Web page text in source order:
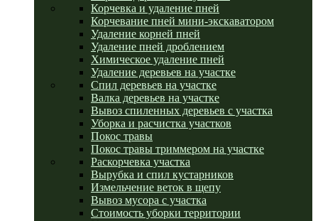
Корчевка и удаление пней
Корчевание пней мини-экскаватором
Удаление корней пней
Удаление пней дроблением
Химическое удаление пней
Удаление деревьев на участке
Спил деревьев на участке
Валка деревьев на участке
Вывоз спиленных деревьев с участка
Уборка и расчистка участков
Покос травы
Покос травы триммером на участке
Раскорчевка участка
Вырубка и спил кустарников
Измельчение веток в щепу
Вывоз мусора с участка
Стоимость уборки территории